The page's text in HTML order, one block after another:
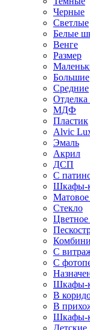
Черные
Светлые
Белые
Венге
Размер
Большие
Средние
Отделка
МДФ
Пластик
Alvic
Эмаль
Акрил
ДСП
С
Шкафы-
Матовое
Стекло
Цветное
С
С
Шкафы-
В
В
Шкафы-
Детские